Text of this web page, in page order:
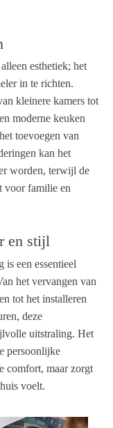
esthetiek; het
in te richten.
kleinere kamers tot
moderne keuken
toevoegen van
kan het
worden, terwijl de
voor familie en
en stijl
een essentieel
het vervangen van
tot het installeren
deze
uitstraling. Het
persoonlijke
comfort, maar zorgt
voelt.